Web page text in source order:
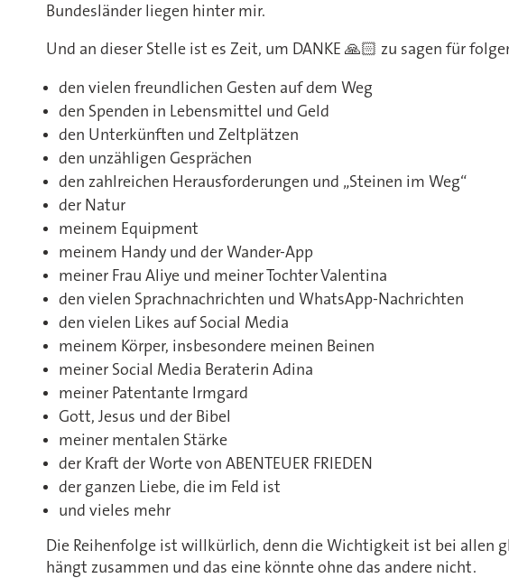
Bundesländer liegen hinter mir.
Und an dieser Stelle ist es Zeit, um DANKE 🙏🏻 zu sagen für
den vielen freundlichen Gesten auf dem Weg
den Spenden in Lebensmittel und Geld
den Unterkünften und Zeltplätzen
den unzähligen Gesprächen
den zahlreichen Herausforderungen und „Steinen im Weg“
der Natur
meinem Equipment
meinem Handy und der Wander-App
meiner Frau Aliye und meiner Tochter Valentina
den vielen Sprachnachrichten und WhatsApp-Nachrichten
den vielen Likes auf Social Media
meinem Körper, insbesondere meinen Beinen
meiner Social Media Beraterin Adina
meiner Patentante Irmgard
Gott, Jesus und der Bibel
meiner mentalen Stärke
der Kraft der Worte von ABENTEUER FRIEDEN
der ganzen Liebe, die im Feld ist
und vieles mehr
Die Reihenfolge ist willkürlich, denn die Wichtigkeit ist bei allen
hängt zusammen und das eine könnte ohne das andere nicht.